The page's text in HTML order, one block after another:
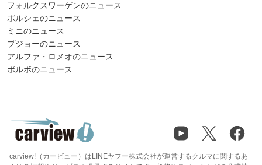
フォルクスワーゲンのニュース
ポルシェのニュース
ミニのニュース
プジョーのニュース
アルファ・ロメオのニュース
ボルボのニュース
carview!（カービュー）はLINEヤフー株式会社が運営するクルマに関するあ